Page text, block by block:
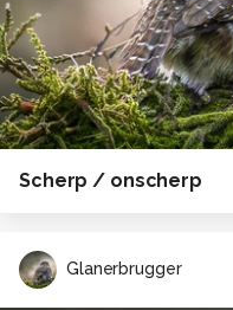
Scherp / onscherp
Glanerbrugger